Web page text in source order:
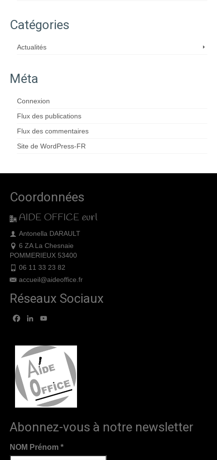
Catégories
Actualités
Méta
Connexion
Flux des publications
Flux des commentaires
Site de WordPress-FR
Coordonnées
AIDE OFFICE eurl
Antonella DARAULT
6 ZA La Chesnaie
POMMERIEUX 53400
06 11 33 23 82
accueil@aideoffice.fr
Réseaux Sociaux
Facebook
LinkedIn
Abonnez-vous à notre newsletter
NOM Prénom *